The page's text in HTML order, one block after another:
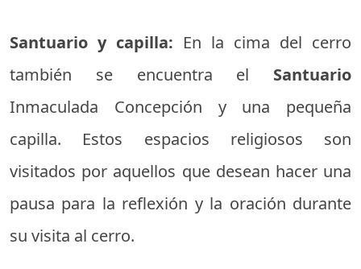
Santuario y capilla: En la cima del cerro
también se encuentra el Santuario
Inmaculada Concepción y una pequeña
capilla. Estos espacios religiosos son
visitados por aquellos que desean hacer una
pausa para la reflexión y la oración durante
su visita al cerro.